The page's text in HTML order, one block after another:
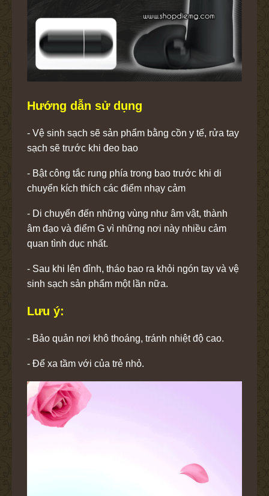
Hướng dẫn sử dụng
- Vệ sinh sạch sẽ sản phẩm bằng cồn y tế, rửa tay
sạch sẽ trước khi đeo bao
- Bật công tắc rung phía trong bao trước khi di
chuyển kích thích các điểm nhạy cảm
- Di chuyển đến những vùng như âm vật, thành
âm đạo và điểm G vì những nơi này nhiều cảm
quan tình dục nhất.
- Sau khi lên đỉnh, tháo bao ra khỏi ngón tay và vệ
sinh sạch sản phẩm một lần nữa.
Lưu ý:
- Bảo quản nơi khô thoáng, tránh nhiệt độ cao.
- Để xa tầm với của trẻ nhỏ.